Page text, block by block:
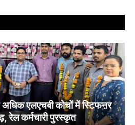
एलएचबी कोचों में स्टिफऩर
रेल कर्मचारी पुरस्कृत